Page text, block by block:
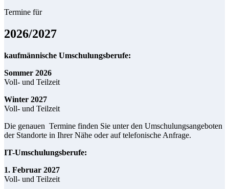
Termine für
2026/2027
kaufmännische Umschulungsberufe:
Sommer 2026
Voll- und Teilzeit
Winter 2027
Voll- und Teilzeit
Die genauen Termine finden Sie unter den Umschulungsangeboten
der Standorte in Ihrer Nähe oder auf telefonische Anfrage.
IT-Umschulungsberufe:
1. Februar 2027
Voll- und Teilzeit